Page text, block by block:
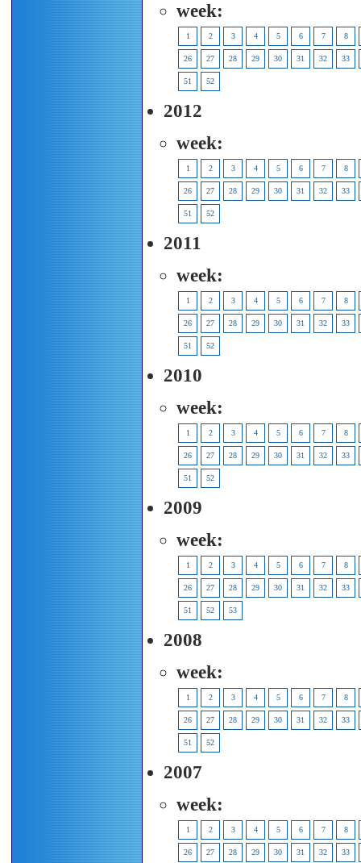
week:
1 2 3 4 5 6 7 8
26 27 28 29 30 31 32 33
51 52
2012
week:
1 2 3 4 5 6 7 8
26 27 28 29 30 31 32 33
51 52
2011
week:
1 2 3 4 5 6 7 8
26 27 28 29 30 31 32 33
51 52
2010
week:
1 2 3 4 5 6 7 8
26 27 28 29 30 31 32 33
51 52
2009
week:
1 2 3 4 5 6 7 8
26 27 28 29 30 31 32 33
51 52 53
2008
week:
1 2 3 4 5 6 7 8
26 27 28 29 30 31 32 33
51 52
2007
week:
1 2 3 4 5 6 7 8
26 27 28 29 30 31 32 33